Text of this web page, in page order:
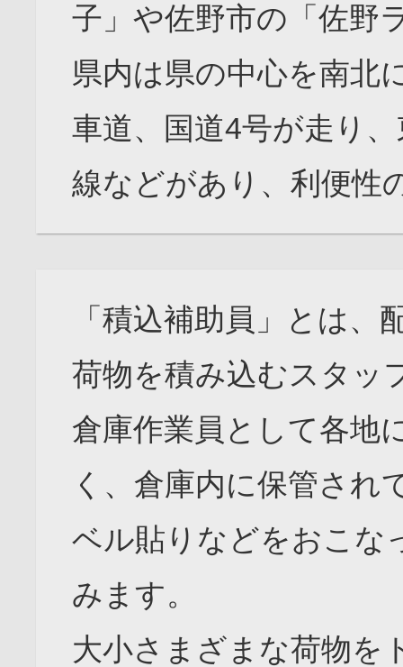
子」や佐野市の「佐野
県内は県の中心を南北
車道、国道4号が走り
線などがあり、利便性
「積込補助員」とは
荷物を積み込むスタッ
倉庫作業員として各地
く、倉庫内に保管さ
ベル貼りなどをおこな
みます。
大小さまざまな荷物を